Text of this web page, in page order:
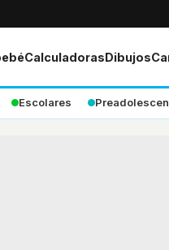
CalculadorasDibujos
Escolares